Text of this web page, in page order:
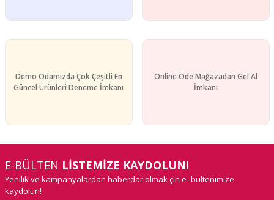
Demo Odamızda Çok Çeşitli En
Güncel Ürünleri Deneme İmkanı
Online Öde Mağazadan Gel Al
İmkanı
E-BÜLTEN LİSTEMİZE KAYDOLUN!
Yenilik ve kampanyalardan haberdar olmak çin e- bültenimize
kaydolun!